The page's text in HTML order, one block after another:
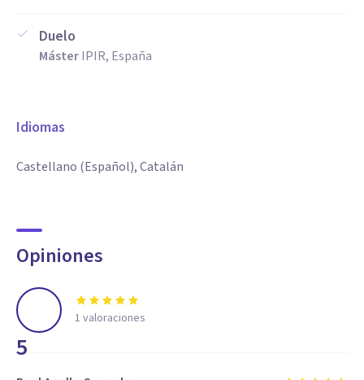
Duelo
MásterIPIR, España
Idiomas
Castellano (Español), Catalán
Opiniones
5
1 valoraciones